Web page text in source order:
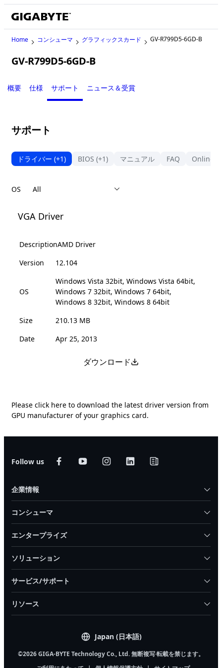
Home コンシューマ グラフィックスカード GV-R799D5-6GD-B
GV-R799D5-6GD-B
概要 仕様 サポート ニュース＆受賞
サポート
ドライバー (+1) BIOS (+1) マニュアル FAQ Online
OS
VGA Driver
DescriptionAMD Driver
Version
12.104
OS
Windows Vista 32bit, Windows Vista 64bit,
Windows 7 32bit, Windows 7 64bit,
Windows 8 32bit, Windows 8 64bit
Size
210.13 MB
Date
Apr 25, 2013
ダウンロード
Please click here to download the latest driver version from
GPU manufacturer of your graphics card.
Follow us
Japan (日本語)
企業情報
コンシューマ
エンタープライズ
ソリューション
サービス/サポート
リソース
©2026 GIGA-BYTE Technology Co., Ltd. 無断複写·転載を禁じます。